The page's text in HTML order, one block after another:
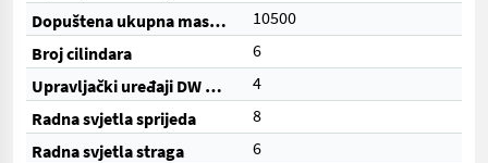
Dopuštena ukupna masa (kg)
10500
Broj cilindara
6
Upravljački uređaji DW (električni)
4
Radna svjetla sprijeda
8
Radna svjetla straga
6